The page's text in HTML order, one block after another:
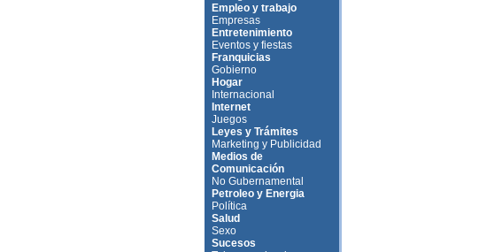
Empleo y trabajo
Empresas
Entretenimiento
Eventos y fiestas
Franquicias
Gobierno
Hogar
Internacional
Internet
Juegos
Leyes y Trámites
Marketing y Publicidad
Medios de
Comunicación
No Gubernamental
Petroleo y Energia
Política
Salud
Sexo
Sucesos